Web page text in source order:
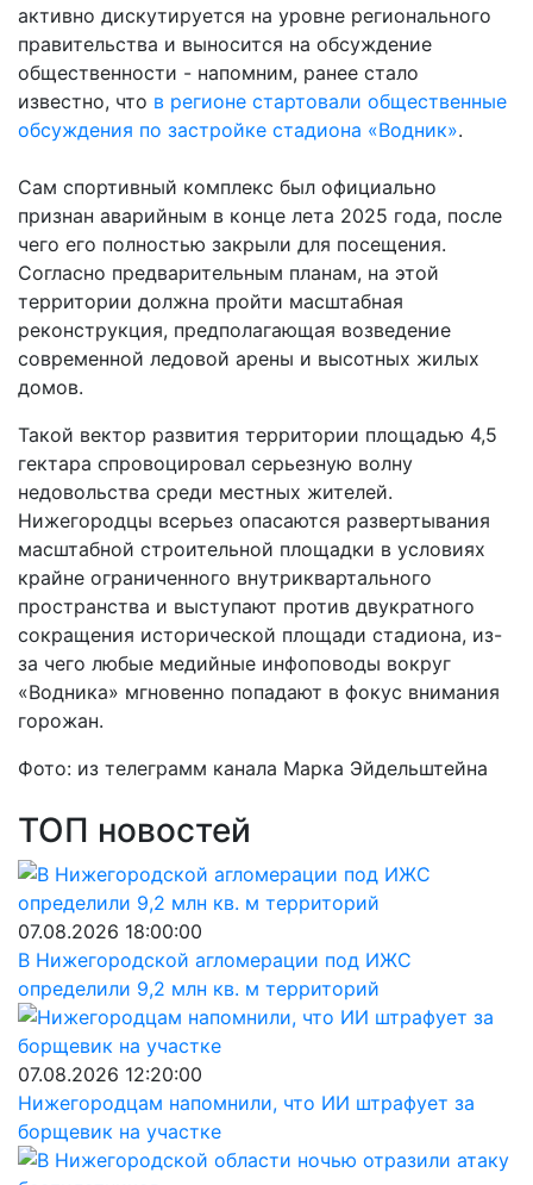
активно дискутируется на уровне регионального
правительства и выносится на обсуждение
общественности - напомним, ранее стало
известно, что в регионе стартовали общественные
обсуждения по застройке стадиона «Водник».
Сам спортивный комплекс был официально
признан аварийным в конце лета 2025 года, после
чего его полностью закрыли для посещения.
Согласно предварительным планам, на этой
территории должна пройти масштабная
реконструкция, предполагающая возведение
современной ледовой арены и высотных жилых
домов.
Такой вектор развития территории площадью 4,5
гектара спровоцировал серьезную волну
недовольства среди местных жителей.
Нижегородцы всерьез опасаются развертывания
масштабной строительной площадки в условиях
крайне ограниченного внутриквартального
пространства и выступают против двукратного
сокращения исторической площади стадиона, из-
за чего любые медийные инфоповоды вокруг
«Водника» мгновенно попадают в фокус внимания
горожан.
Фото: из телеграмм канала Марка Эйдельштейна
ТОП новостей
07.08.2026 18:00:00
В Нижегородской агломерации под ИЖС
определили 9,2 млн кв. м территорий
07.08.2026 12:20:00
Нижегородцам напомнили, что ИИ штрафует за
борщевик на участке